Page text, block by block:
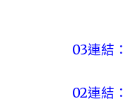
03連結：
02連結：